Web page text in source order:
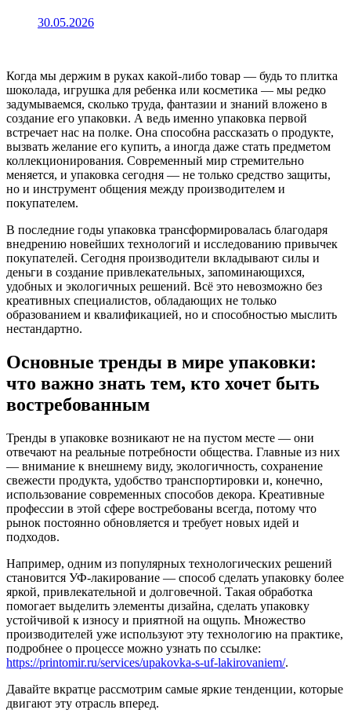
30.05.2026
Когда мы держим в руках какой-либо товар — будь то плитка
шоколада, игрушка для ребенка или косметика — мы редко
задумываемся, сколько труда, фантазии и знаний вложено в
создание его упаковки. А ведь именно упаковка первой
встречает нас на полке. Она способна рассказать о продукте,
вызвать желание его купить, а иногда даже стать предметом
коллекционирования. Современный мир стремительно
меняется, и упаковка сегодня — не только средство защиты,
но и инструмент общения между производителем и
покупателем.
В последние годы упаковка трансформировалась благодаря
внедрению новейших технологий и исследованию привычек
покупателей. Сегодня производители вкладывают силы и
деньги в создание привлекательных, запоминающихся,
удобных и экологичных решений. Всё это невозможно без
креативных специалистов, обладающих не только
образованием и квалификацией, но и способностью мыслить
нестандартно.
Основные тренды в мире упаковки:
что важно знать тем, кто хочет быть
востребованным
Тренды в упаковке возникают не на пустом месте — они
отвечают на реальные потребности общества. Главные из них
— внимание к внешнему виду, экологичность, сохранение
свежести продукта, удобство транспортировки и, конечно,
использование современных способов декора. Креативные
профессии в этой сфере востребованы всегда, потому что
рынок постоянно обновляется и требует новых идей и
подходов.
Например, одним из популярных технологических решений
становится УФ-лакирование — способ сделать упаковку более
яркой, привлекательной и долговечной. Такая обработка
помогает выделить элементы дизайна, сделать упаковку
устойчивой к износу и приятной на ощупь. Множество
производителей уже используют эту технологию на практике,
подробнее о процессе можно узнать по ссылке:
https://printomir.ru/services/upakovka-s-uf-lakirovaniem/.
Давайте вкратце рассмотрим самые яркие тенденции, которые
двигают эту отрасль вперед.